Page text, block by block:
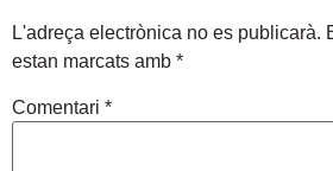
L'adreça electrònica no es publicarà.
estan marcats amb *
Comentari *